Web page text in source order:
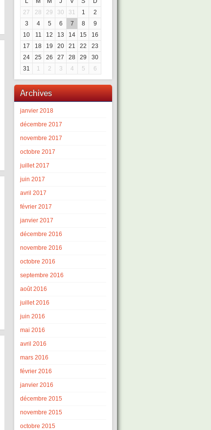
27
28 29 30 31 1
2
3
4 5 6 7 8
9
10
11 12 13 14 15
16
17
18 19 20 21 22
23
24
25 26 27 28 29
30
31
1 2 3 4 5 6
Archives
janvier 2018
décembre 2017
novembre 2017
octobre 2017
juillet 2017
juin 2017
avril 2017
février 2017
janvier 2017
décembre 2016
novembre 2016
octobre 2016
septembre 2016
août 2016
juillet 2016
juin 2016
mai 2016
avril 2016
mars 2016
février 2016
janvier 2016
décembre 2015
novembre 2015
octobre 2015